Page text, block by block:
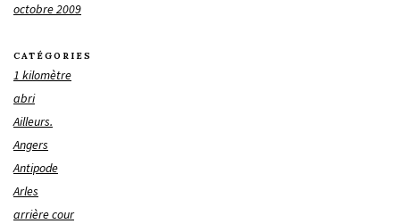
octobre 2009
CATÉGORIES
1 kilomètre
abri
Ailleurs.
Angers
Antipode
Arles
arrière cour